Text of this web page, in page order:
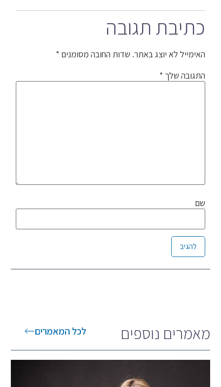
כתיבת תגובה
האימייל לא יוצג באתר. שדות החובה מסומנים *
התגובה שלך *
שם
Alternative:
מאמרים נוספים לכל המאמרים